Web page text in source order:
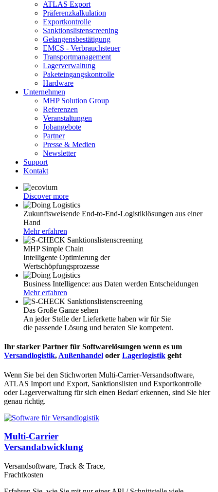
ATLAS Export
Präferenzkalkulation
Exportkontrolle
Sanktionslistenscreening
Gelangensbestätigung
EMCS - Verbrauchsteuer
Transportmanagement
Lagerverwaltung
Paketeingangskontrolle
Hardware
Unternehmen
MHP Solution Group
Referenzen
Veranstaltungen
Jobangebote
Partner
Presse & Medien
Newsletter
Support
Kontakt
Discover more
Zukunftsweisende End-to-End-Logistiklösungen aus einer
Hand
Mehr erfahren
MHP Simple Chain
Intelligente Optimierung der
Wertschöpfungsprozesse
Business Intelligence: aus Daten werden Entscheidungen
Mehr erfahren
Das Große Ganze sehen
An jeder Stelle der Lieferkette haben wir für Sie
die passende Lösung und beraten Sie kompetent.
Ihr starker Partner für Softwarelösungen wenn es um
Versandlogistik, Außenhandel oder Lagerlogistik geht
Wenn Sie bei den Stichworten Multi-Carrier-Versandsoftware,
ATLAS Import und Export, Sanktionslisten und Exportkontrolle
oder Lagerverwaltung für sich einen Bedarf erkennen, sind Sie hier
genau richtig.
Multi-Carrier
Versandabwicklung
Versandsoftware, Track & Trace,
Frachtkosten